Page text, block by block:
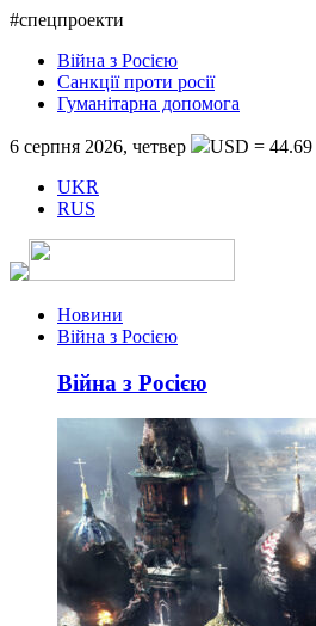
#спецпроекти
Війна з Росією
Санкції проти росії
Гуманітарна допомога
6 серпня 2026, четвер USD = 44.69
UKR
RUS
Новини
Війна з Росією
Війна з Росією